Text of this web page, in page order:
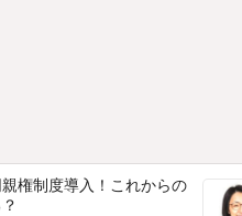
権制度導入！これからの